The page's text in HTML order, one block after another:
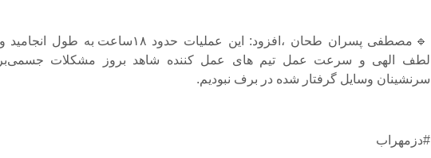
🔹مصطفی پسران طحان ،افزود: این عملیات حدود ۱۸ساعت به طول
لطف الهی و سرعت عمل تیم های عمل کننده شاهد بروز مشکلات
سرنشینان وسایل گرفتار شده در برف نبودیم.
#دزمهراب